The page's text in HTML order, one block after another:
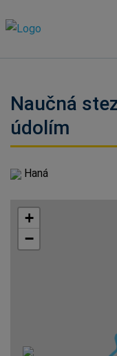
Naučná
údolím
Haná
+
−